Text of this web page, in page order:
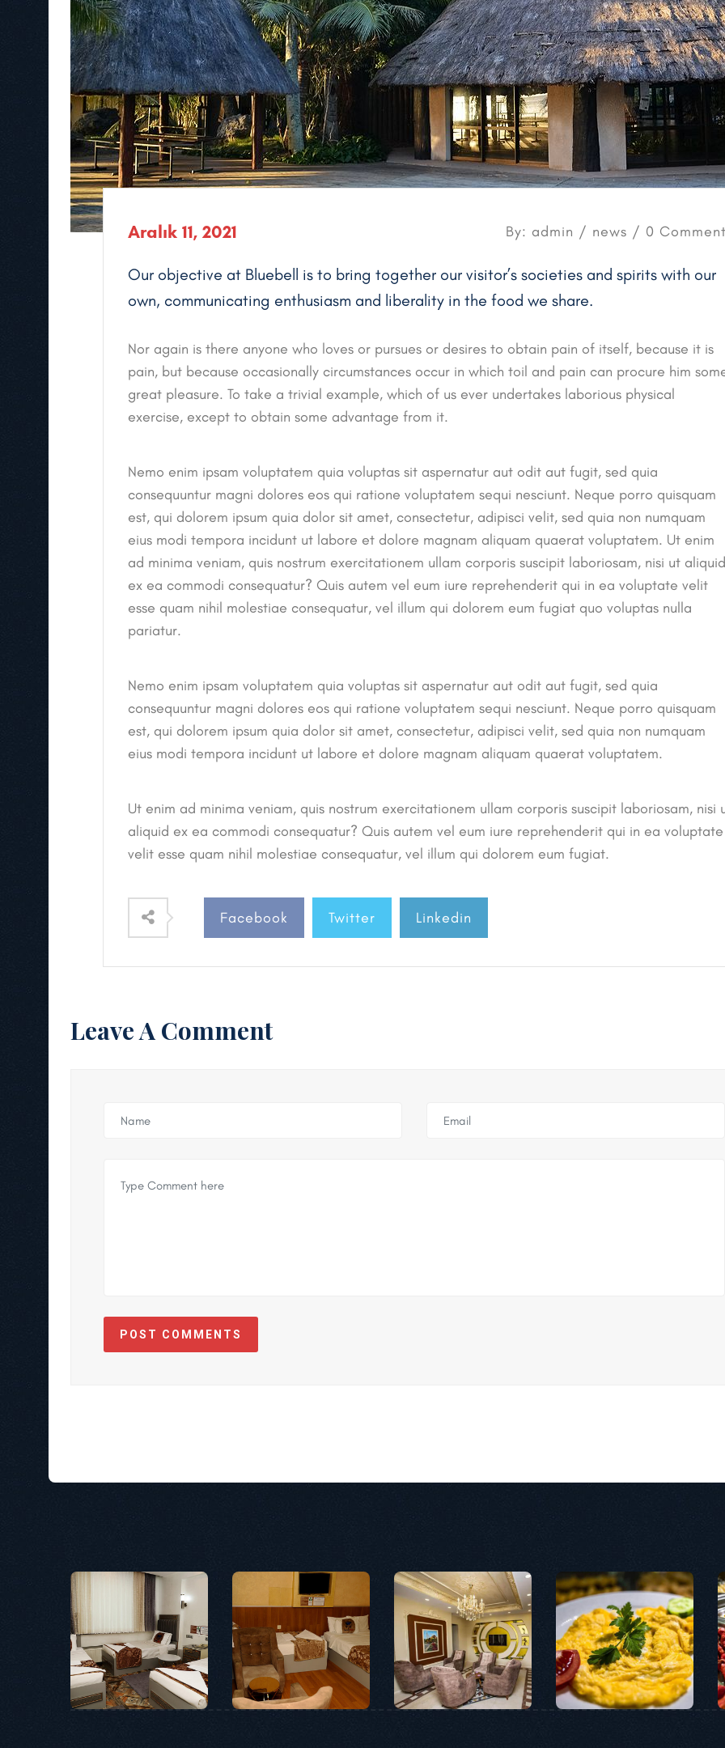
Aralık 11, 2021 By: admin / news / 0
Our objective at Bluebell is to bring together our visitor’s societies and spirits with our
own, communicating enthusiasm and liberality in the food we share.
Nor again is there anyone who loves or pursues or desires to obtain pain of itself, because it is
pain, but because occasionally circumstances occur in which toil and pain can procure him
great pleasure. To take a trivial example, which of us ever undertakes laborious physical
exercise, except to obtain some advantage from it.
Nemo enim ipsam voluptatem quia voluptas sit aspernatur aut odit aut fugit, sed quia
consequuntur magni dolores eos qui ratione voluptatem sequi nesciunt. Neque porro quisquam
est, qui dolorem ipsum quia dolor sit amet, consectetur, adipisci velit, sed quia non numquam
eius modi tempora incidunt ut labore et dolore magnam aliquam quaerat voluptatem. Ut enim
ad minima veniam, quis nostrum exercitationem ullam corporis suscipit laboriosam, nisi ut aliquid
ex ea commodi consequatur? Quis autem vel eum iure reprehenderit qui in ea voluptate velit
esse quam nihil molestiae consequatur, vel illum qui dolorem eum fugiat quo voluptas nulla
pariatur.
Nemo enim ipsam voluptatem quia voluptas sit aspernatur aut odit aut fugit, sed quia
consequuntur magni dolores eos qui ratione voluptatem sequi nesciunt. Neque porro quisquam
est, qui dolorem ipsum quia dolor sit amet, consectetur, adipisci velit, sed quia non numquam
eius modi tempora incidunt ut labore et dolore magnam aliquam quaerat voluptatem.
Ut enim ad minima veniam, quis nostrum exercitationem ullam corporis suscipit laboriosam, nisi
aliquid ex ea commodi consequatur? Quis autem vel eum iure reprehenderit qui in ea voluptate
velit esse quam nihil molestiae consequatur, vel illum qui dolorem eum fugiat.
Facebook Twitter Linkedin
Leave A Comment
POST COMMENTS